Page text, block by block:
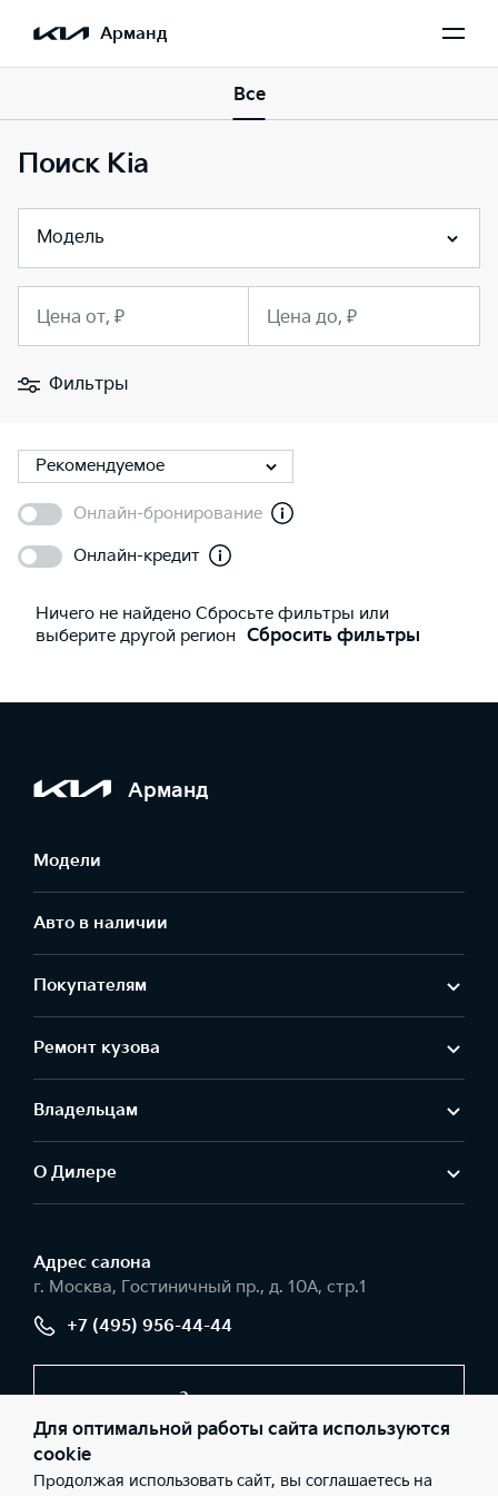
Арманд
Все
Поиск Kia
Модель
Цена от, ₽ Цена до, ₽
Фильтры
Рекомендуемое
Онлайн-бронирование
Онлайн-кредит
Ничего не найдено Сбросьте фильтры или
выберите другой регион Сбросить фильтры
Арманд
Модели
Авто в наличии
Покупателям
Ремонт кузова
Владельцам
О Дилере
Адрес салонa
г. Москва, Гостиничный пр., д. 10А, стр.1
+7 (495) 956-44-44
Заказать звонок
© 2026 Юридические лица ООО «Интер Авто» (Фактический
Для оптимальной работы сайта используются
cookie
Продолжая использовать сайт, вы соглашаетесь на